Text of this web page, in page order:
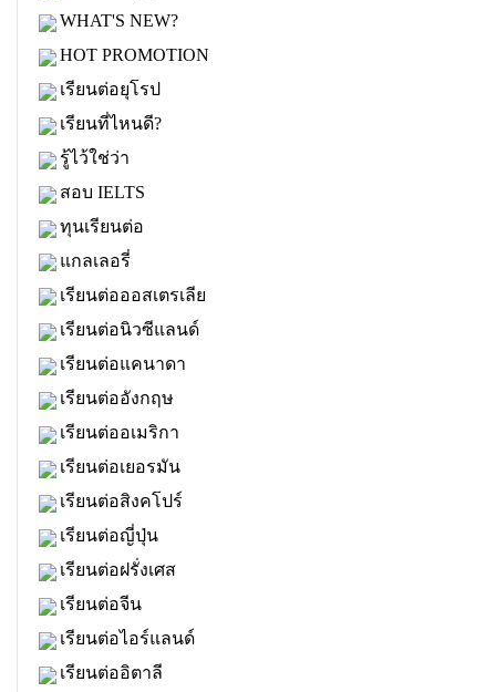
WHAT'S NEW?
HOT PROMOTION
เรียนต่อยุโรป
เรียนที่ไหนดี?
รู้ไว้ใช่ว่า
สอบ IELTS
ทุนเรียนต่อ
แกลเลอรี่
เรียนต่อออสเตรเลีย
เรียนต่อนิวซีแลนด์
เรียนต่อแคนาดา
เรียนต่ออังกฤษ
เรียนต่ออเมริกา
เรียนต่อเยอรมัน
เรียนต่อสิงคโปร์
เรียนต่อญี่ปุ่น
เรียนต่อฝรั่งเศส
เรียนต่อจีน
เรียนต่อไอร์แลนด์
เรียนต่ออิตาลี